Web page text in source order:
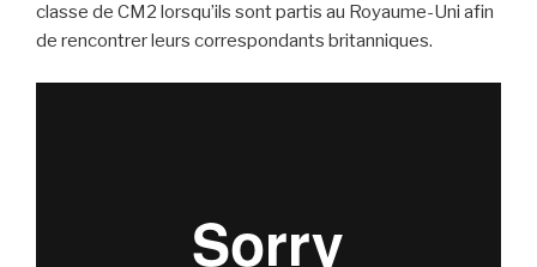
classe de CM2 lorsqu’ils sont partis au Royaume-Uni afin
de rencontrer leurs correspondants britanniques.